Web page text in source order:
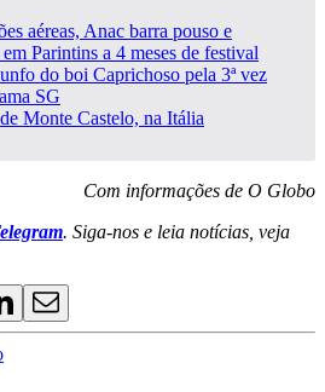
aéreas, Anac barra pouso e
Parintins a 4 meses de festival
do boi Caprichoso pela 3ª vez
SG
Monte Castelo, na Itália
Com informações de O Globo
. Siga-nos e leia notícias, veja